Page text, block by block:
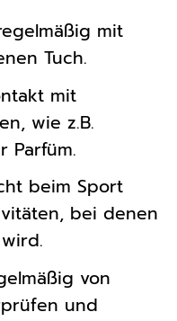
mit
Tuch.
mit
wie z.B.
Parfüm.
beim Sport
bei denen
von
und